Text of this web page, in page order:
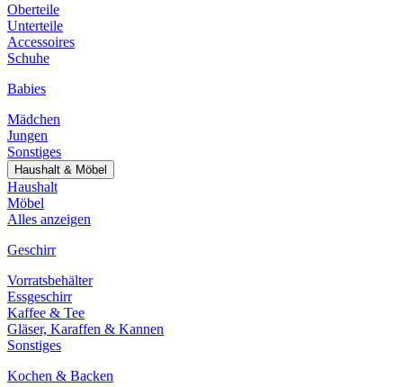
Oberteile
Unterteile
Accessoires
Schuhe
Babies
Mädchen
Jungen
Sonstiges
Haushalt & Möbel
Haushalt
Möbel
Alles anzeigen
Geschirr
Vorratsbehälter
Essgeschirr
Kaffee & Tee
Gläser, Karaffen & Kannen
Sonstiges
Kochen & Backen